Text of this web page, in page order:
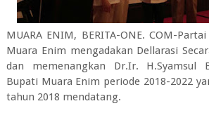
MUARA ENIM, BERITA-ONE. COM-
Muara Enim mengadakan Dellarasi
dan memenangkan Dr.Ir. H.Syamsul
Bupati Muara Enim periode 2018-2022
tahun 2018 mendatang.